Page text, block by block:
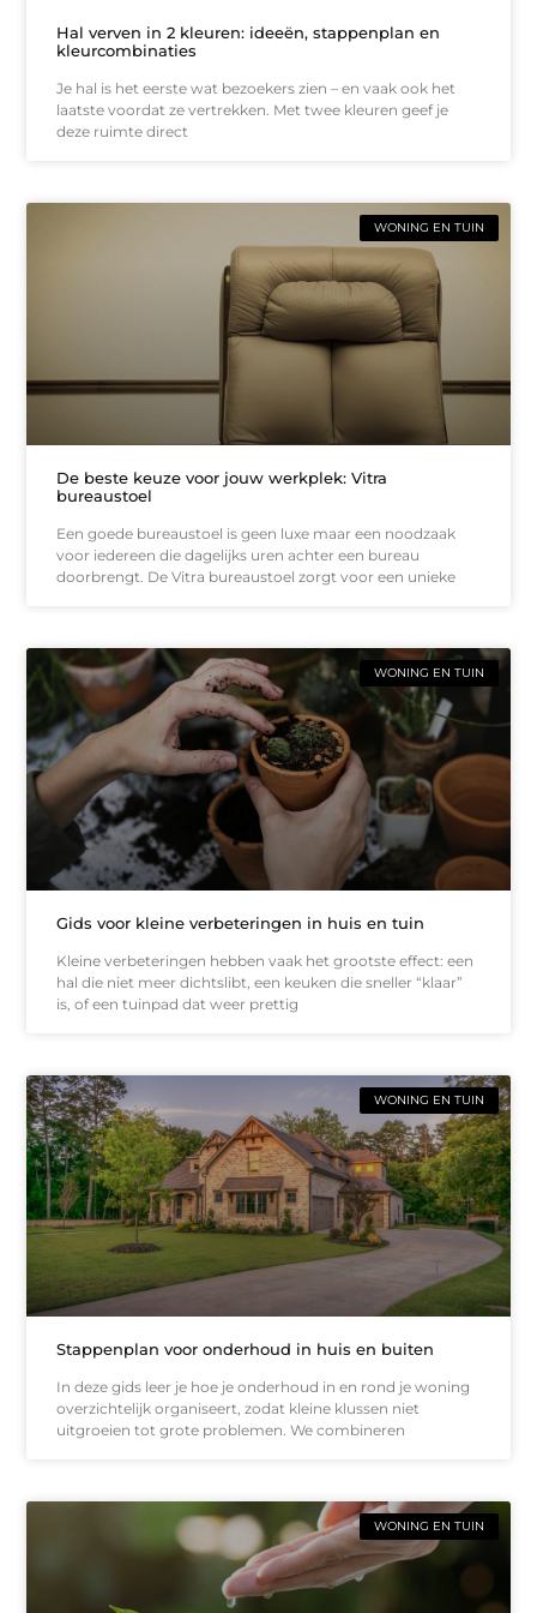
Hal verven in 2 kleuren: ideeën, stappenplan en
kleurcombinaties
Je hal is het eerste wat bezoekers zien – en vaak ook het
laatste voordat ze vertrekken. Met twee kleuren geef je
deze ruimte direct
WONING EN TUIN
De beste keuze voor jouw werkplek: Vitra
bureaustoel
Een goede bureaustoel is geen luxe maar een noodzaak
voor iedereen die dagelijks uren achter een bureau
doorbrengt. De Vitra bureaustoel zorgt voor een unieke
WONING EN TUIN
Gids voor kleine verbeteringen in huis en tuin
Kleine verbeteringen hebben vaak het grootste effect: een
hal die niet meer dichtslibt, een keuken die sneller “klaar”
is, of een tuinpad dat weer prettig
WONING EN TUIN
Stappenplan voor onderhoud in huis en buiten
In deze gids leer je hoe je onderhoud in en rond je woning
overzichtelijk organiseert, zodat kleine klussen niet
uitgroeien tot grote problemen. We combineren
WONING EN TUIN